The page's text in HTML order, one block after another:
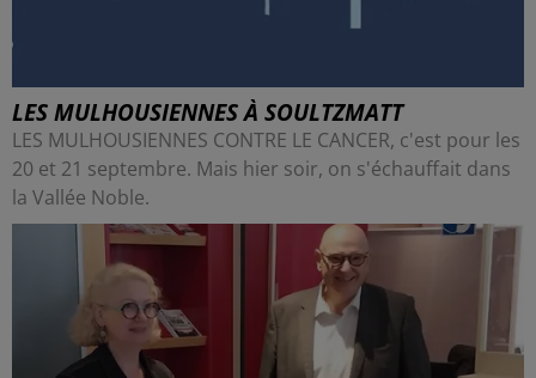
LES MULHOUSIENNES À SOULTZMATT
LES MULHOUSIENNES CONTRE LE CANCER, c'est pour les
20 et 21 septembre. Mais hier soir, on s'échauffait dans
la Vallée Noble.